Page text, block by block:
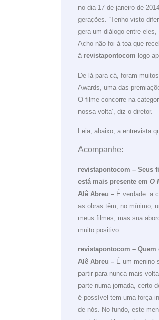
no dia 17 de janeiro de
gerações. “Tenho visto
gera um diálogo entre
Acho não foi à toa que
à revistapontocom logo
De lá para cá, foram
Awards, uma das
O filme concorre na
nossa volta’, diz o diretor.
Leia, abaixo, a entrevista
Acompanhe:
revistapontocom – Seus
está mais presente em O
Alê Abreu – É verdade: a
as obras têm, no mínimo,
meus filmes, mas sua
muito positivo.
revistapontocom – Quem
Alê Abreu – É um menino
partir para nunca mais
parte numa jornada, certo
é possível tem uma força
de nós. No fundo, este